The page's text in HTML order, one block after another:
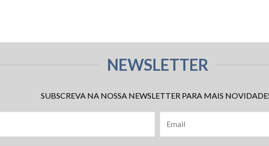
NEWSLETTER
SUBSCREVA NA NOSSA NEWSLETTER PARA MAIS